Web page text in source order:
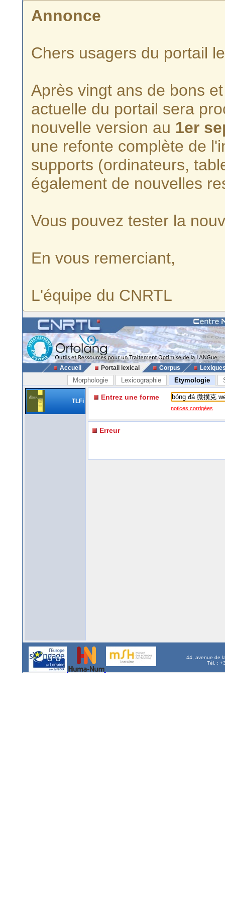
Annonce
Chers usagers du portail
Après vingt ans de bons
actuelle du portail sera
nouvelle version au 1er
une refonte complète de
supports (ordinateurs,
également de nouvelles
Vous pouvez tester la
En vous remerciant,
L'équipe du CNRTL
Accueil Portail lexical Corpus
Morphologie Lexicographie Etymologie
TLFi Entrez une forme
notices corrigées
Erreur
44, avenue de
Tél. :